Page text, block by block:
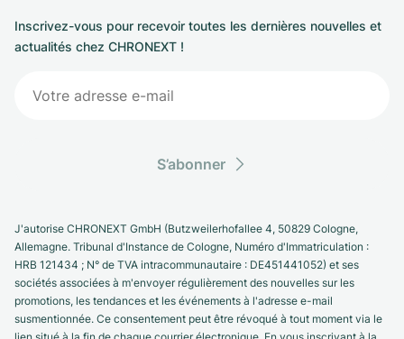
Inscrivez-vous pour recevoir toutes les dernières nouvelles et
actualités chez CHRONEXT !
S’abonner
J'autorise CHRONEXT GmbH (Butzweilerhofallee 4, 50829 Cologne,
Allemagne. Tribunal d'Instance de Cologne, Numéro d'Immatriculation :
HRB 121434 ; N° de TVA intracommunautaire : DE451441052) et ses
sociétés associées à m'envoyer régulièrement des nouvelles sur les
promotions, les tendances et les événements à l'adresse e-mail
susmentionnée. Ce consentement peut être révoqué à tout moment via le